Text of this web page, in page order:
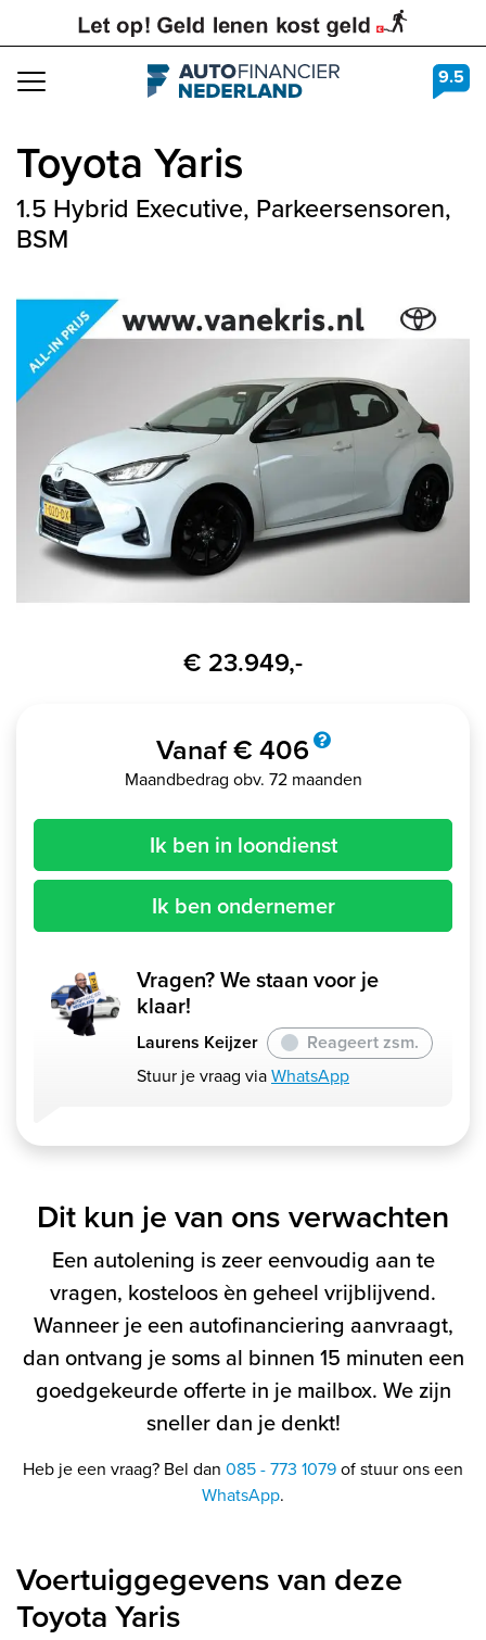
Navigation 9.5
Toyota Yaris
1.5 Hybrid Executive, Parkeersensoren,
BSM
€ 23.949,-
Vanaf € 406
Maandbedrag obv. 72 maanden
Ik ben in loondienst
Ik ben ondernemer
Vragen? We staan voor je
klaar!
Laurens Keijzer
Reageert zsm.
Stuur je vraag viaWhatsApp
Dit kun je van ons verwachten
Een autolening is zeer eenvoudig aan te
vragen, kosteloos èn geheel vrijblijvend.
Wanneer je een autofinanciering aanvraagt,
dan ontvang je soms al binnen 15 minuten een
goedgekeurde offerte in je mailbox. We zijn
sneller dan je denkt!
Heb je een vraag? Bel dan 085 - 773 1079of stuur ons een
WhatsApp.
Voertuiggegevens van deze
Toyota Yaris